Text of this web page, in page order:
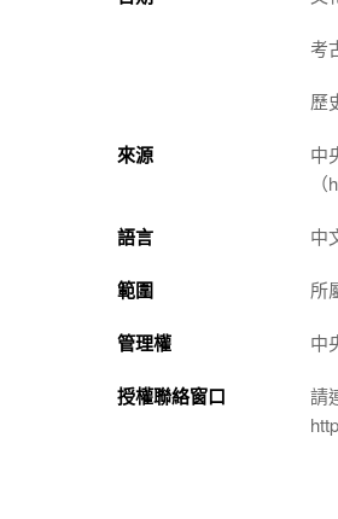
考
歷
來源
中
語言 中
範圍 所
管理權 中
授權聯絡窗口
請